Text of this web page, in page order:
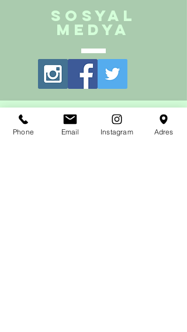
Sosyal
Medya
Bize yazın
Phone Email Instagram Adres